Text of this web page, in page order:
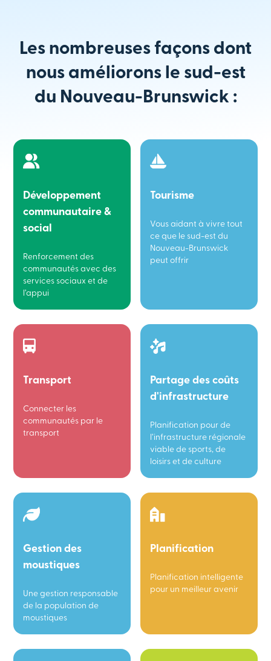
Les nombreuses façons dont
nous améliorons le sud-est
du Nouveau-Brunswick :
Développement
communautaire &
social
Renforcement des
communautés avec des
services sociaux et de
l’appui
Tourisme
Vous aidant à vivre tout
ce que le sud-est du
Nouveau-Brunswick
peut offrir
Transport
Connecter les
communautés par le
transport
Partage des coûts
d'infrastructure
Planification pour de
l’infrastructure régionale
viable de sports, de
loisirs et de culture
Gestion des
moustiques
Une gestion responsable
de la population de
moustiques
Planification
Planification intelligente
pour un meilleur avenir